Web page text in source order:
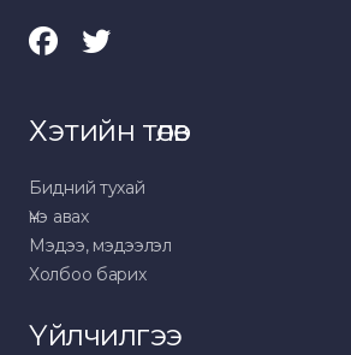
Хэтийн төлөв
Бидний тухай
Үнэ авах
Мэдээ, мэдээлэл
Холбоо барих
Үйлчилгээ